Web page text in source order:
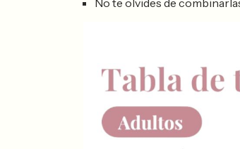
No te olvides de